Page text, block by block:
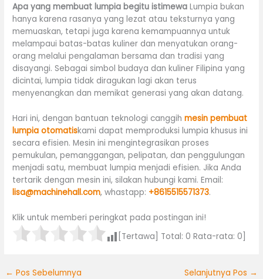
Apa yang membuat lumpia begitu istimewa Lumpia bukan
hanya karena rasanya yang lezat atau teksturnya yang
memuaskan, tetapi juga karena kemampuannya untuk
melampaui batas-batas kuliner dan menyatukan orang-
orang melalui pengalaman bersama dan tradisi yang
disayangi. Sebagai simbol budaya dan kuliner Filipina yang
dicintai, lumpia tidak diragukan lagi akan terus
menyenangkan dan memikat generasi yang akan datang.
Hari ini, dengan bantuan teknologi canggihmesin pembuat
lumpia otomatiskami dapat memproduksi lumpia khusus ini
secara efisien. Mesin ini mengintegrasikan proses
pemukulan, pemanggangan, pelipatan, dan penggulungan
menjadi satu, membuat lumpia menjadi efisien. Jika Anda
tertarik dengan mesin ini, silakan hubungi kami. Email:
lisa@machinehall.com, whastapp: +8615515571373.
Klik untuk memberi peringkat pada postingan ini!
[Tertawa] Total:0 Rata-rata:0
← Pos Sebelumnya Selanjutnya Pos →